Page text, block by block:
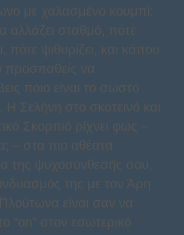
με χαλασμένο κουμπί:
αλλάζει σταθμό, πότε
πότε ψιθυρίζει, και κάπου
προσπαθείς να
ποιο είναι το σωστό
Η Σελήνη στο σκοτεινό και
Σκορπιό ρίχνει φως –
– στα πιο αθέατα
της ψυχοσύνθεσής σου,
της με τον Άρη
είναι σαν να
“on” στον εσωτερικό